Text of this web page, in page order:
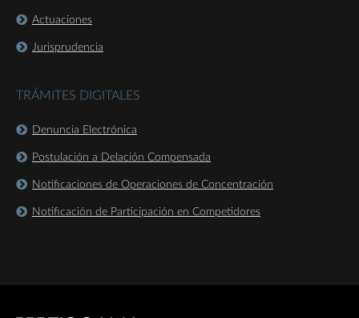
Actuaciones
Jurisprudencia
TRÁMITES DIGITALES
Denuncia Electrónica
Postulación a Delación Compensada
Notificaciones de Operaciones de Concentración
Notificación de Participación en Competidores